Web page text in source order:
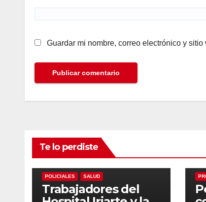
Guardar mi nombre, correo electrónico y
Te lo perdiste
POLICIALES SALUD
Trabajadores del